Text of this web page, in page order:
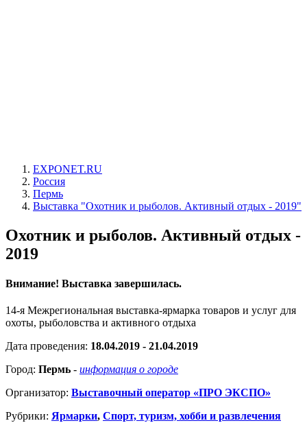
EXPONET.RU
Россия
Пермь
Выставка "Охотник и рыболов. Активный отдых - 2019"
Охотник и рыболов. Активный отдых -
2019
Внимание! Выставка завершилась.
14-я Межрегиональная выставка-ярмарка товаров и услуг для
охоты, рыболовства и активного отдыха
Дата проведения: 18.04.2019 - 21.04.2019
Город: Пермь - информация о городе
Организатор: Выставочный оператор «ПРО ЭКСПО»
Рубрики: Ярмарки, Спорт, туризм, хобби и развлечения